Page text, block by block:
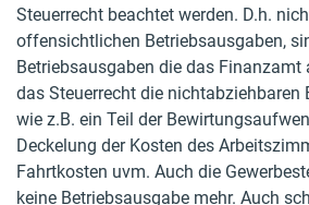
Steuerrecht beachtet werden. D.h.
offensichtlichen Betriebsausgaben,
Betriebsausgaben die das Finanzamt
das Steuerrecht die nichtabziehbaren
wie z.B. ein Teil der
Deckelung der Kosten des
Fahrtkosten uvm. Auch die
keine Betriebsausgabe mehr. Auch